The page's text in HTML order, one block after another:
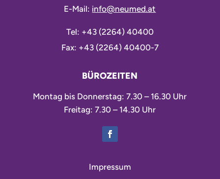
E-Mail: info@neumed.at
Tel: +43 (2264) 40400
Fax: +43 (2264) 40400-7
BÜROZEITEN
Montag bis Donnerstag: 7.30 – 16.30 Uhr
Freitag: 7.30 – 14.30 Uhr
Impressum